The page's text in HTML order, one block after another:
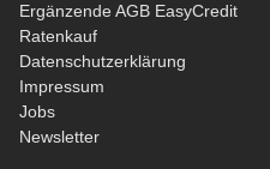
Ergänzende AGB EasyCredit
Ratenkauf
Datenschutzerklärung
Impressum
Jobs
Newsletter